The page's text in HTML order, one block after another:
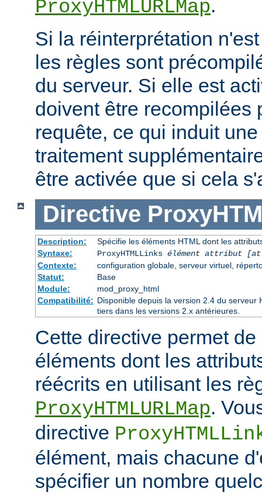
ProxyHTMLURLMap.
Si la réinterprétation
les règles sont
du serveur. Si elle est
doivent être recompilées
requête, ce qui induit
traitement
être activée que si cela
Directive
Description:
Spécifie les éléments HTML dont les
Syntaxe:
ProxyHTMLLinks élément attribut
Contexte:
configuration globale, serveur virtuel,
Statut:
Base
Module:
mod_proxy_html
Compatibilité: Disponible depuis la version 2.4 du serveur
tiers dans les versions 2.x antérieures.
Cette directive permet
éléments dont les
réécrits en utilisant les
ProxyHTMLURLMap.
directive
élément, mais chacune
spécifier un nombre